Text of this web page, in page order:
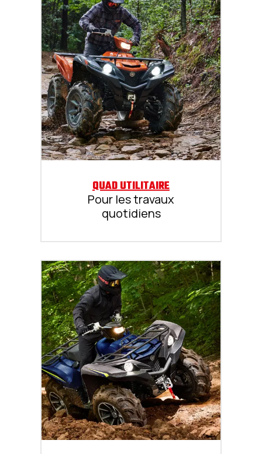
QUAD UTILITAIRE
Pour les travaux
quotidiens